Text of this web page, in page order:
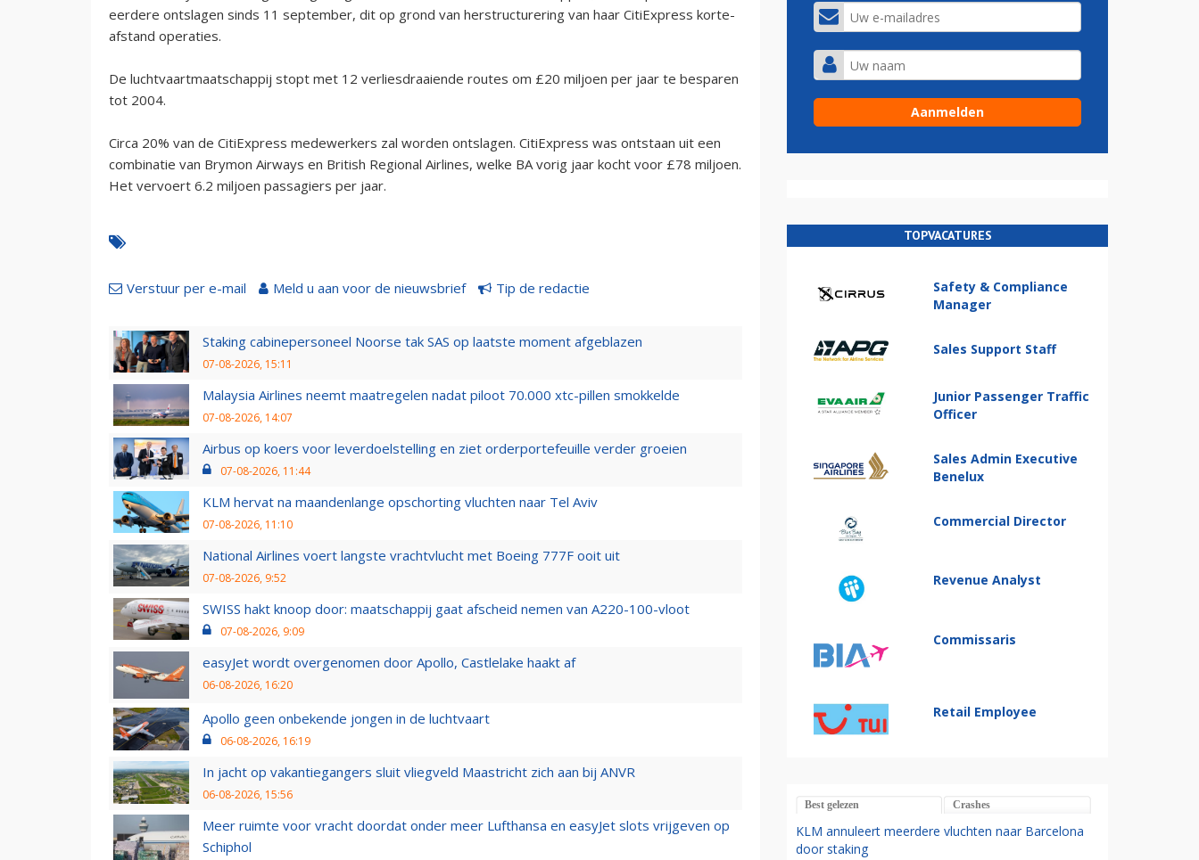
eerdere ontslagen sinds 11 september, dit op grond van herstructurering van haar CitiExpress korte-
afstand operaties.
De luchtvaartmaatschappij stopt met 12 verliesdraaiende routes om £20 miljoen per jaar te besparen
tot 2004.
Circa 20% van de CitiExpress medewerkers zal worden ontslagen. CitiExpress was ontstaan uit een
combinatie van Brymon Airways en British Regional Airlines, welke BA vorig jaar kocht voor £78 miljoen.
Het vervoert 6.2 miljoen passagiers per jaar.
Verstuur per e-mail Meld u aan voor de nieuwsbrief Tip de redactie
Staking cabinepersoneel Noorse tak SAS op laatste moment afgeblazen
07-08-2026, 15:11
Malaysia Airlines neemt maatregelen nadat piloot 70.000 xtc-pillen smokkelde
07-08-2026, 14:07
Airbus op koers voor leverdoelstelling en ziet orderportefeuille verder groeien
07-08-2026, 11:44
KLM hervat na maandenlange opschorting vluchten naar Tel Aviv
07-08-2026, 11:10
National Airlines voert langste vrachtvlucht met Boeing 777F ooit uit
07-08-2026, 9:52
SWISS hakt knoop door: maatschappij gaat afscheid nemen van A220-100-vloot
07-08-2026, 9:09
easyJet wordt overgenomen door Apollo, Castlelake haakt af
06-08-2026, 16:20
Apollo geen onbekende jongen in de luchtvaart
06-08-2026, 16:19
In jacht op vakantiegangers sluit vliegveld Maastricht zich aan bij ANVR
06-08-2026, 15:56
Meer ruimte voor vracht doordat onder meer Lufthansa en easyJet slots vrijgeven op
Schiphol
TOPVACATURES
Safety & Compliance
Manager
Sales Support Staff
Junior Passenger Traffic
Officer
Sales Admin Executive
Benelux
Commercial Director
Revenue Analyst
Commissaris
Retail Employee
Best gelezen Crashes
KLM annuleert meerdere vluchten naar Barcelona
door staking